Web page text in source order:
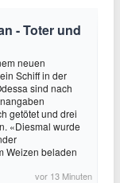
- Toter und
neuen
Schiff in der
sind nach
getötet und drei
«Diesmal wurde
Weizen beladen
vor 13 Minuten